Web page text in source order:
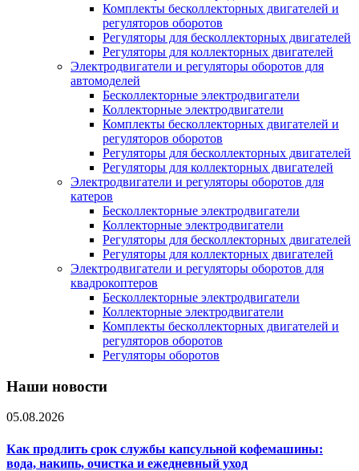
Комплекты бесколлекторных двигателей и
регуляторов оборотов
Регуляторы для бесколлекторных двигателей
Регуляторы для коллекторных двигателей
Электродвигатели и регуляторы оборотов для
автомоделей
Бесколлекторные электродвигатели
Коллекторные электродвигатели
Комплекты бесколлекторных двигателей и
регуляторов оборотов
Регуляторы для бесколлекторных двигателей
Регуляторы для коллекторных двигателей
Электродвигатели и регуляторы оборотов для
катеров
Бесколлекторные электродвигатели
Коллекторные электродвигатели
Регуляторы для бесколлекторных двигателей
Регуляторы для коллекторных двигателей
Электродвигатели и регуляторы оборотов для
квадрокоптеров
Бесколлекторные электродвигатели
Коллекторные электродвигатели
Комплекты бесколлекторных двигателей и
регуляторов оборотов
Регуляторы оборотов
Наши новости
05.08.2026
Как продлить срок службы капсульной кофемашины:
вода, накипь, очистка и ежедневный уход